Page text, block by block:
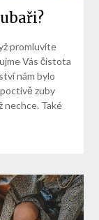
promluvíte
Vás čistota
nám bylo
zuby
nechce. Také